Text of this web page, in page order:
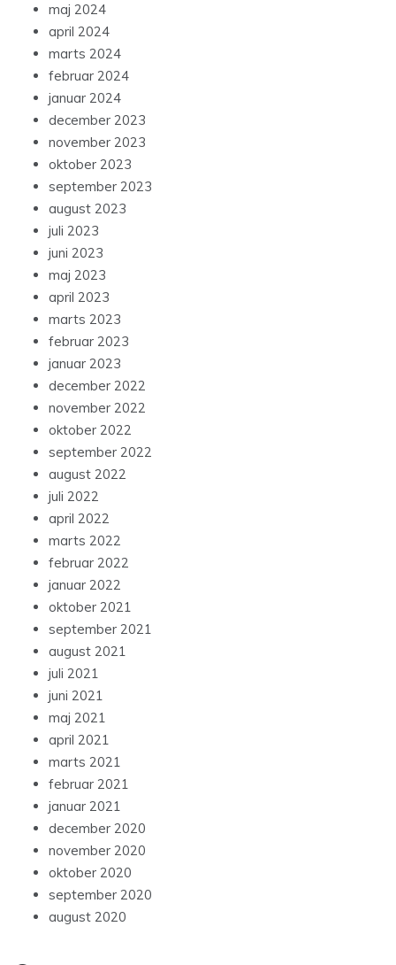
maj 2024
april 2024
marts 2024
februar 2024
januar 2024
december 2023
november 2023
oktober 2023
september 2023
august 2023
juli 2023
juni 2023
maj 2023
april 2023
marts 2023
februar 2023
januar 2023
december 2022
november 2022
oktober 2022
september 2022
august 2022
juli 2022
april 2022
marts 2022
februar 2022
januar 2022
oktober 2021
september 2021
august 2021
juli 2021
juni 2021
maj 2021
april 2021
marts 2021
februar 2021
januar 2021
december 2020
november 2020
oktober 2020
september 2020
august 2020